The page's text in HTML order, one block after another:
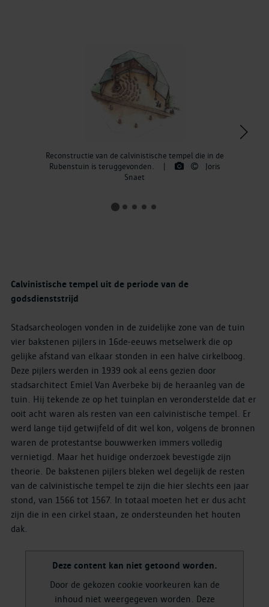
Reconstructie van de calvinistische tempel die in de
Rubenstuin is teruggevonden.
Joris
Snaet
>
Calvinistische tempel uit de periode van de
godsdienststrijd
Stadsarcheologen vonden in de zuidelijke zone van de tuin
vier bakstenen pijlers in 16de-eeuws metselwerk die op
gelijke afstand van elkaar stonden in een halve cirkelboog.
Deze pijlers werden in 1939 ook al eens gezien door
stadsarchitect Emiel Van Averbeke bij de heraanleg van de
tuin. Hij tekende ze op het tuinplan en veronderstelde dat er
ooit acht waren als resten van een calvinistische tempel. Er
werd lange tijd getwijfeld of dit wel kon, volgens de bronnen
waren de protestantse bouwwerken immers volledig
vernietigd. Maar het huidige onderzoek bevestigde zijn
theorie. De bakstenen pijlers bleken wel degelijk de resten
van de calvinistische tempel te zijn die hier slechts een jaar
stond, van 1566 tot 1567. In totaal moeten het er dus acht
zijn die in een cirkel staan, ze ondersteunden het houten
dak.
Deze content kan niet getoond worden.
Door de gekozen cookie voorkeuren kan de
inhoud niet weergegeven worden. Deze